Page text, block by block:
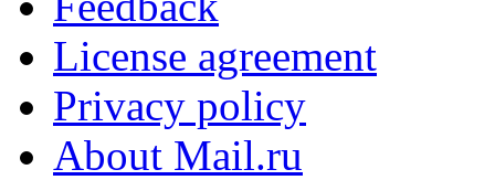
License agreement
Privacy policy
About Mail.ru